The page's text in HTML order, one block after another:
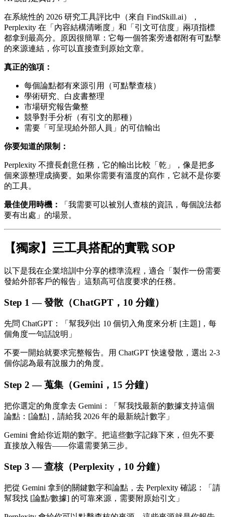
在系統性的 2026 研究工具評比中（來自 FindSkill.ai），
Perplexity 在「內容結構清晰度」和「引文可信度」兩項指標
都拿到最高分。原因很簡單：它每一個答案旁邊都附有可點擊
的來源連結，你可以直接查到原始文章。
真正的強項：
每個論點都有來源引用（可點擊查核）
學術研究、白皮書整理
市場研究報告彙整
競爭對手分析（有引文的那種）
需要「可呈現給外部人員」的可信輸出
你要知道的限制：
Perplexity 不擅長創意任務，它的輸出比較「乾」，像是把多
個來源整理成摘要。如果你需要有溫度的寫作，它就不是你要
的工具。
最佳使用時機：
「我需要可以被別人查核的資訊，每個說法都
要有出處」的場景。
【獨家】三工具搭配的實戰 SOP
以下是我在企業培訓中分享的標準流程，適合「製作一份需要
發給外部客戶的報告」這類高可信度要求的任務。
Step 1 — 發散（ChatGPT，10 分鐘）
先問 ChatGPT：「幫我列出 10 個切入角度來分析 [主題]，每
個角度一句話說明」
不要一開始就要求完整報告。用 ChatGPT 快速發散，選出 2-3
個你認為最有說服力的角度。
Step 2 — 蒐集（Gemini，15 分鐘）
把你選定的角度拿去 Gemini：「幫我找最新的數據支持這個
論點：[論點]，請給我 2026 年的最新統計數字」
Gemini 會給你近期的數字。把這些數字記錄下來，但先不要
直接放入報告——你還需要第三步。
Step 3 — 查核（Perplexity，10 分鐘）
把從 Gemini 拿到的關鍵數字和論點，去 Perplexity 確認：「請
幫我找 [論點/數據] 的可靠來源，需要附原始引文」